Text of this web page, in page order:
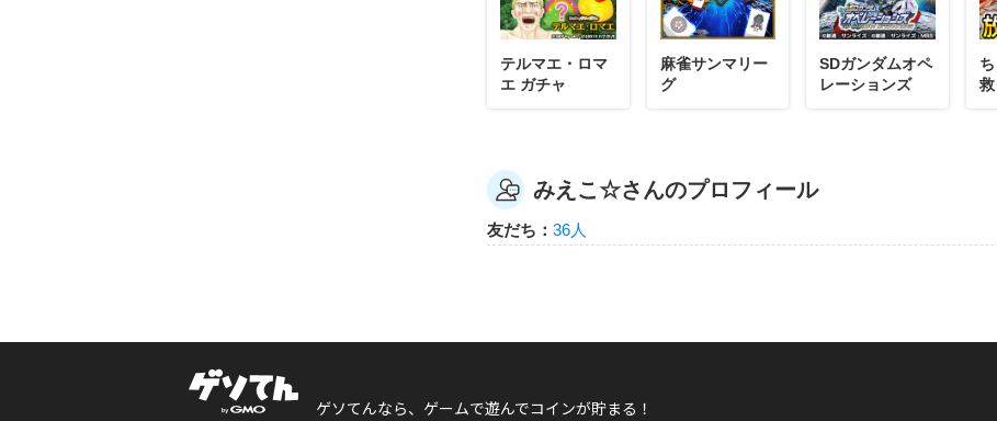
みえこ☆
みえこ☆さんが蛍の光に誘われての仕事をして報酬29,000カラ
おしゃれ泥棒
テルマエ・ロマ
エ ガチャ
麻雀サンマリー
グ
SDガンダムオペ
レーションズ
みえこ☆さんのプロフィール
友だち： 36人
ゲソてんなら、ゲームで遊んでコインが貯まる！